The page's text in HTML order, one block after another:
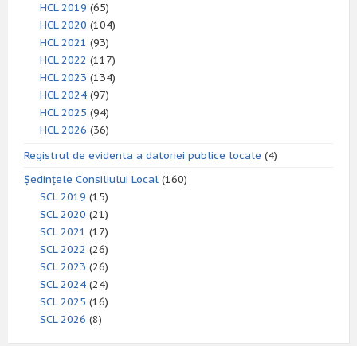
HCL 2019 (65)
HCL 2020 (104)
HCL 2021 (93)
HCL 2022 (117)
HCL 2023 (134)
HCL 2024 (97)
HCL 2025 (94)
HCL 2026 (36)
Registrul de evidenta a datoriei publice locale (4)
Ședințele Consiliului Local (160)
SCL 2019 (15)
SCL 2020 (21)
SCL 2021 (17)
SCL 2022 (26)
SCL 2023 (26)
SCL 2024 (24)
SCL 2025 (16)
SCL 2026 (8)